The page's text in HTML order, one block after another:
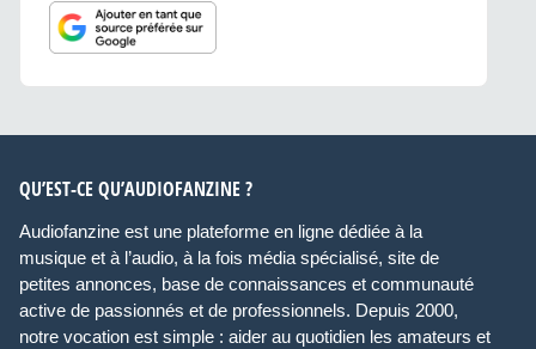
QU’EST-CE QU’AUDIOFANZINE ?
Audiofanzine est une plateforme en ligne dédiée à la
musique et à l’audio, à la fois média spécialisé, site de
petites annonces, base de connaissances et communauté
active de passionnés et de professionnels. Depuis 2000,
notre vocation est simple : aider au quotidien les amateurs et